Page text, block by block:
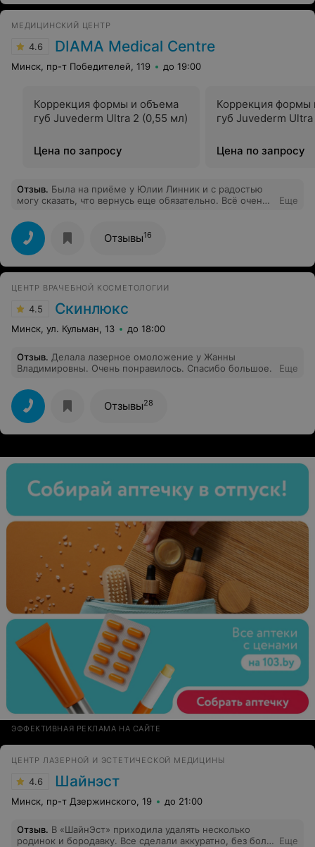
МЕДИЦИНСКИЙ ЦЕНТР
4.6 DIAMA Medical Centre
Минск, пр-т Победителей, 119 до 19:00
Коррекция формы и объема
губ Juvederm Ultra 2 (0,55 мл)
Цена по запросу
Коррекция формы
губ Juvederm
Цена по запросу
Отзыв. Была на приёме у Юлии Линник и с радостью
могу сказать, что вернусь еще обязательно. Всё очень
все пожелания. Результат вас определенно порадует!!!
Не могу не отметить прекрасную девушку-
администратора. Вежливая и приветливая, подробно
предоставила мне интересующую меня информацию )
Спасибо вам!
Еще
Отзывы16
ЦЕНТР ВРАЧЕБНОЙ КОСМЕТОЛОГИИ
4.5 Скинлюкс
Минск, ул. Кульман, 13 до 18:00
Отзыв. Делала лазерное омоложение у Жанны
Владимировны. Очень понравилось. Спасибо большое.
Еще
Отзывы28
ЭФФЕКТИВНАЯ РЕКЛАМА НА САЙТЕ
ЦЕНТР ЛАЗЕРНОЙ И ЭСТЕТИЧЕСКОЙ МЕДИЦИНЫ
4.6 Шайнэст
Минск, пр-т Дзержинского, 19 до 21:00
Отзыв. В «ШайнЭст» приходила удалять несколько
родинок и бородавку. Все сделали аккуратно, без боли
Еще